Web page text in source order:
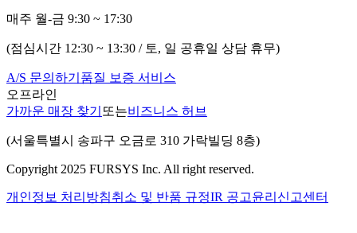
매주 월-금 9:30 ~ 17:30
(점심시간 12:30 ~ 13:30 / 토, 일 공휴일 상담 휴무)
A/S 문의하기 품질 보증 서비스
오프라인
가까운 매장 찾기 또는비즈니스 허브
(서울특별시 송파구 오금로 310 가락빌딩 8층)
Copyright 2025 FURSYS Inc. All right reserved.
개인정보 처리방침취소 및 반품 규정IR 공고윤리신고센터